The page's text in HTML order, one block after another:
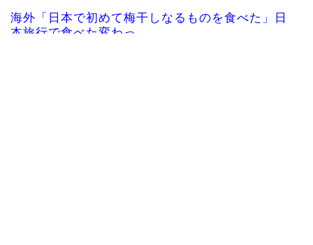
海外「日本で初めて梅干しなるものを食べた」日
本旅行で食べた変わっ...